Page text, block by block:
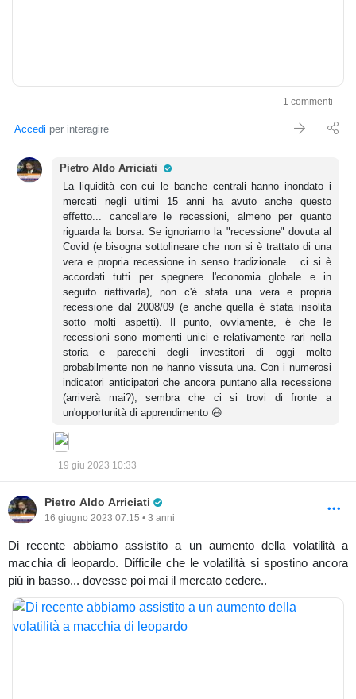
1 commenti
Accedi per interagire
Pietro Aldo Arriciati
La liquidità con cui le banche centrali hanno inondato i
mercati negli ultimi 15 anni ha avuto anche questo
effetto... cancellare le recessioni, almeno per quanto
riguarda la borsa. Se ignoriamo la "recessione" dovuta al
Covid (e bisogna sottolineare che non si è trattato di una
vera e propria recessione in senso tradizionale... ci si è
accordati tutti per spegnere l'economia globale e in
seguito riattivarla), non c'è stata una vera e propria
recessione dal 2008/09 (e anche quella è stata insolita
sotto molti aspetti). Il punto, ovviamente, è che le
recessioni sono momenti unici e relativamente rari nella
storia e parecchi degli investitori di oggi molto
probabilmente non ne hanno vissuta una. Con i numerosi
indicatori anticipatori che ancora puntano alla recessione
(arriverà mai?), sembra che ci si trovi di fronte a
un'opportunità di apprendimento 😃
19 giu 2023 10:33
Pietro Aldo Arriciati
16 giugno 2023 07:15 • 3 anni
Di recente abbiamo assistito a un aumento della volatilità a
macchia di leopardo. Difficile che le volatilità si spostino ancora
più in basso... dovesse poi mai il mercato cedere..